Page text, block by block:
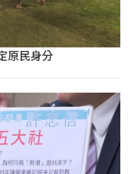
原民身分